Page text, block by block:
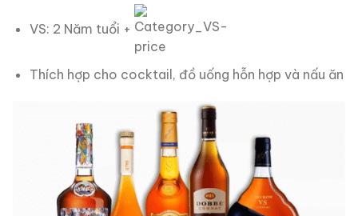
VS: 2 Năm tuổi +
Thích hợp cho cocktail, đồ uống hỗn hợp và nấu ăn